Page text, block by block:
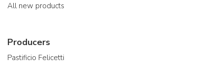
All new products
Producers
Pastificio Felicetti